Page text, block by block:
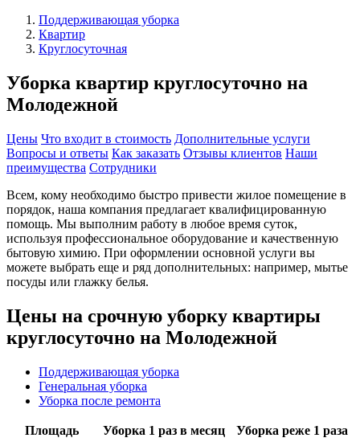
Поддерживающая уборка
Квартир
Круглосуточная
Уборка квартир круглосуточно на
Молодежной
Цены Что входит в стоимость Дополнительные услуги
Вопросы и ответы Как заказать Отзывы клиентов Наши
преимущества Сотрудники
Всем, кому необходимо быстро привести жилое помещение в
порядок, наша компания предлагает квалифицированную
помощь. Мы выполним работу в любое время суток,
используя профессиональное оборудование и качественную
бытовую химию. При оформлении основной услуги вы
можете выбрать еще и ряд дополнительных: например, мытье
посуды или глажку белья.
Цены на срочную уборку квартиры
круглосуточно на Молодежной
Поддерживающая уборка
Генеральная уборка
Уборка после ремонта
Площадь
Уборка 1 раз в месяц
Уборка реже 1 раза